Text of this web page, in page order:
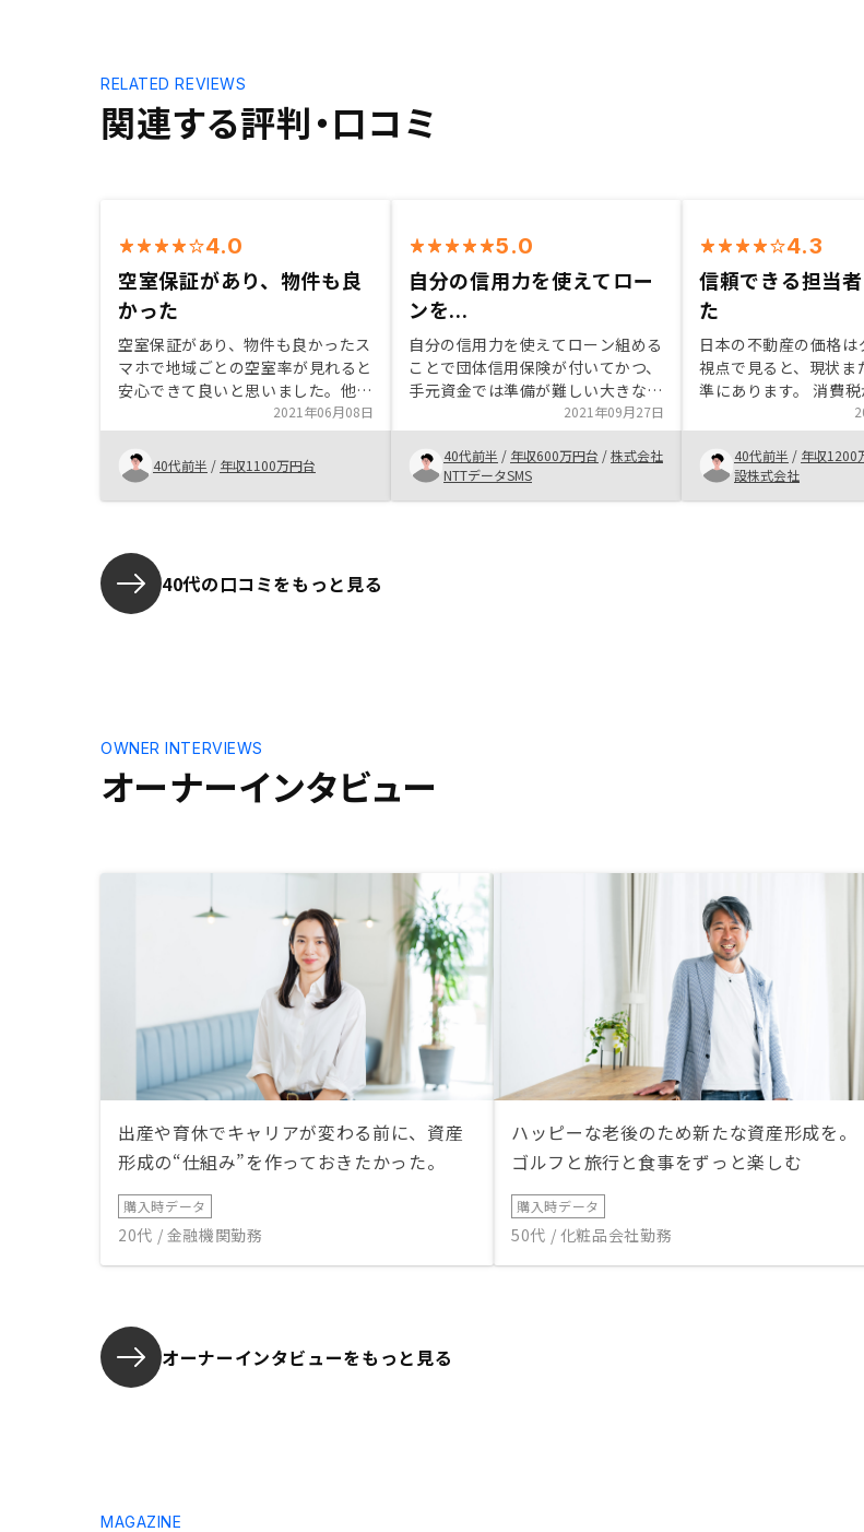
関連する評判・口コミ
RELATED REVIEWS
4.0
空室保証があり、物件も良
かった
空室保証があり、物件も良かったス
マホで地域ごとの空室率が見れると
安心できて良いと思いました。他の
人に勧める時も高い信憑性が出せる
と思います。
2021年06月08日
40代前半 / 年収1100万円台
5.0
自分の信用力を使えてロー
ンを...
自分の信用力を使えてローン組める
ことで団体信用保険が付いてかつ、
手元資金では準備が難しい大きな金
額を動かして投資できる点が他の投
資商品にはできないメリットだと思
います。
2021年09月27日
40代前半 / 年収600万円台 /株式会社
NTTデータSMS
4.3
信頼できる担当
た
日本の不動産の価格は
視点で見ると、現状ま
準にあります。 消費
米の諸外国のように
ように、今後不動産の
がっていくものと予
そのため、まだ上がり
早いうちから不動産を
40代前半 / 年収1200
設株式会社
40代の口コミをもっと見る
オーナーインタビュー
OWNER INTERVIEWS
出産や育休でキャリアが変わる前に、資産
形成の“仕組み”を作っておきたかった。
購入時データ
20代 / 金融機関勤務
ハッピーな老後のため新たな資産形成を。
ゴルフと旅行と食事をずっと楽しむ
購入時データ
50代 / 化粧品会社勤務
オーナーインタビューをもっと見る
MAGAZINE